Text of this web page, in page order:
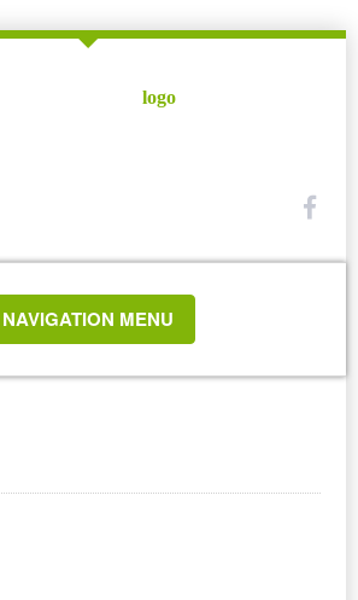
TOGGLE
NAVIGATION
NAVIGATION MENU